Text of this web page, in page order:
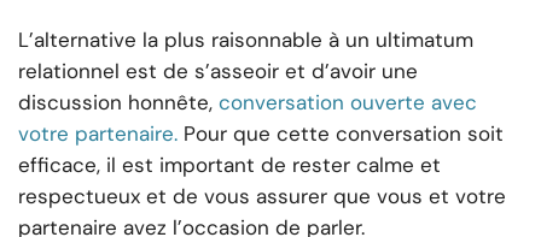
L’alternative la plus raisonnable à un ultimatum
relationnel est de s’asseoir et d’avoir une
discussion honnête, conversation ouverte avec
votre partenaire. Pour que cette conversation soit
efficace, il est important de rester calme et
respectueux et de vous assurer que vous et votre
partenaire avez l’occasion de parler.